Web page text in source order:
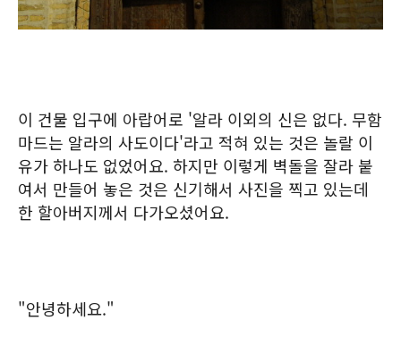
이 건물 입구에 아랍어로 '알라 이외의 신은 없다. 무함
마드는 알라의 사도이다'라고 적혀 있는 것은 놀랄 이
유가 하나도 없었어요. 하지만 이렇게 벽돌을 잘라 붙
여서 만들어 놓은 것은 신기해서 사진을 찍고 있는데
한 할아버지께서 다가오셨어요.
"안녕하세요."